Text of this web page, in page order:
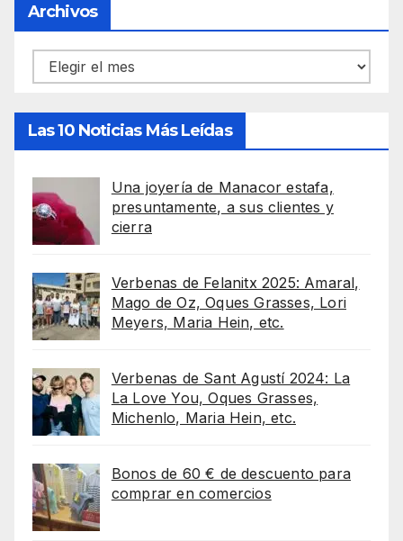
Archivos
Archivos
Las 10 Noticias Más Leídas
Una joyería de Manacor estafa,
presuntamente, a sus clientes y
cierra
Verbenas de Felanitx 2025: Amaral,
Mago de Oz, Oques Grasses, Lori
Meyers, Maria Hein, etc.
Verbenas de Sant Agustí 2024: La
La Love You, Oques Grasses,
Michenlo, Maria Hein, etc.
Bonos de 60 € de descuento para
comprar en comercios